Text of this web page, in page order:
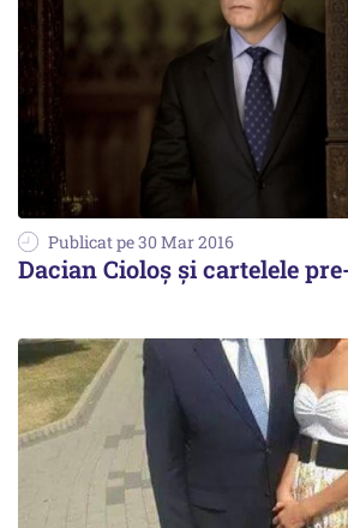
Publicat pe 30 Mar 2016
Dacian Cioloş şi cartelele